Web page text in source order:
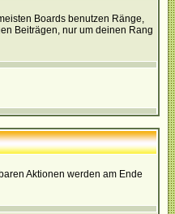
Boards benutzen Ränge,
Beiträgen, nur um deinen Rang
Aktionen werden am Ende